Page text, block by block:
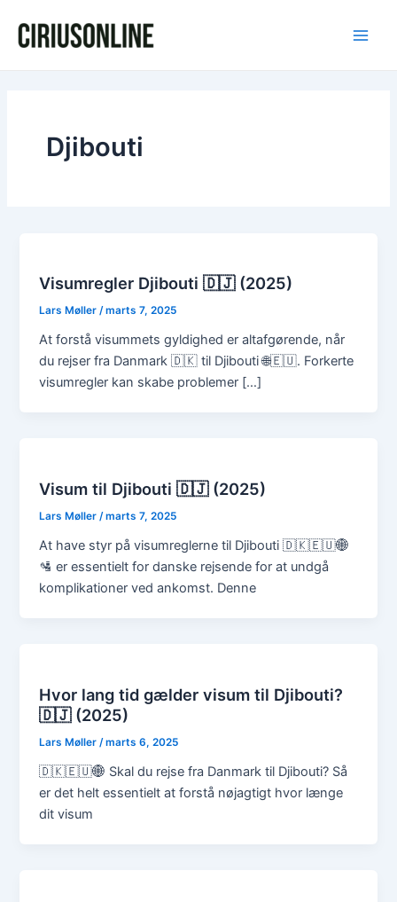
indholdet
Djibouti
Visumregler Djibouti 🇩🇯 (2025)
Lars Møller/marts 7, 2025
At forstå visummets gyldighed er altafgørende, når
du rejser fra Danmark 🇩🇰 til Djibouti 🌐🇪🇺. Forkerte
visumregler kan skabe problemer […]
Visum til Djibouti 🇩🇯 (2025)
Lars Møller/marts 7, 2025
At have styr på visumreglerne til Djibouti 🇩🇰🇪🇺🌐
🛂 er essentielt for danske rejsende for at undgå
komplikationer ved ankomst. Denne
Hvor lang tid gælder visum til Djibouti?
🇩🇯 (2025)
Lars Møller /marts 6, 2025
🇩🇰🇪🇺🌐 Skal du rejse fra Danmark til Djibouti? Så
er det helt essentielt at forstå nøjagtigt hvor længe
dit visum